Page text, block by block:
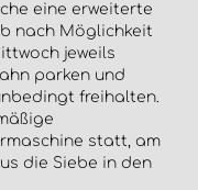
eine erweiterte
nach Möglichkeit
jeweils
parken und
freihalten.
statt, am
die Siebe in den